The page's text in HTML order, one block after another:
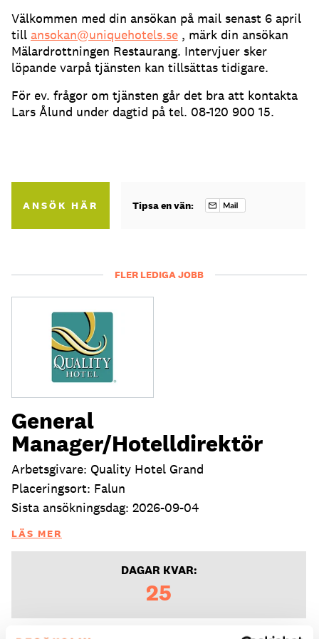
Välkommen med din ansökan på mail senast 6 april
till ansokan@uniquehotels.se , märk din ansökan
Mälardrottningen Restaurang. Intervjuer sker
löpande varpå tjänsten kan tillsättas tidigare.
För ev. frågor om tjänsten går det bra att kontakta
Lars Ålund under dagtid på tel. 08-120 900 15.
ANSÖK HÄR Tipsa en vän:
FLER LEDIGA JOBB
General
Manager/Hotelldirektör
Arbetsgivare: Quality Hotel Grand
Placeringsort: Falun
Sista ansökningsdag: 2026-09-04
LÄS MER
DAGAR KVAR:
25